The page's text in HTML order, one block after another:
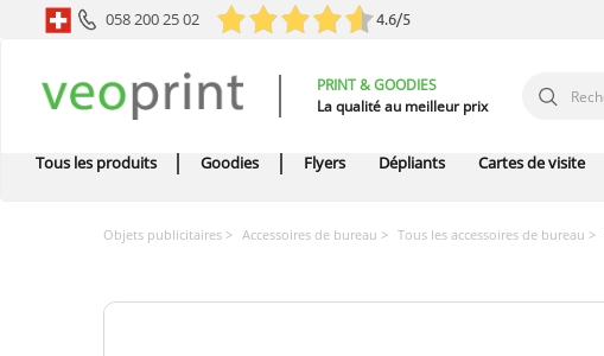
058 200 25 02 4.6/5
PRINT & GOODIES
La qualité au meilleur prix
Tous les produits Goodies Flyers Dépliants Cartes de visite
Objets publicitaires Accessoires de bureau Tous les accessoires de bureau